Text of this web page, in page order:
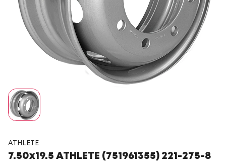
ATHLETE
7.50x19.5 ATHLETE (751961355) 221-275-8